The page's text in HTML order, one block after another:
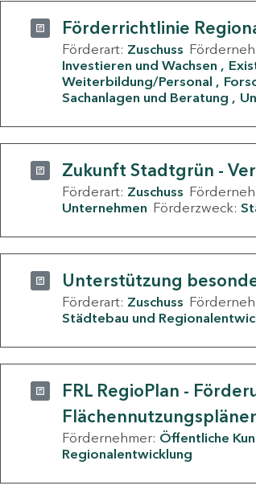
Förderrichtlinie
Förderart: Zuschuss
Investieren und Wachsen
Weiterbildung/Personal
Sachanlagen und Beratung
Zukunft Stadtgrün -
Förderart: Zuschuss
Unternehmen Förderzweck:
Unterstützung
Förderart: Zuschuss
Städtebau und
FRL RegioPlan -
Fördernehmer: Öffentliche
Regionalentwicklung